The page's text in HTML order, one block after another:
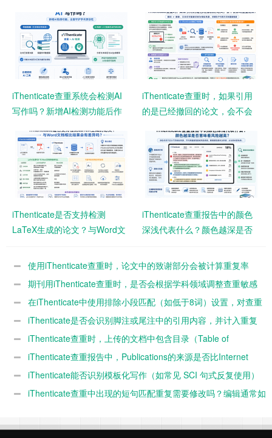
iThenticate查重系统会检测AI
写作吗？新增AI检测功能后作
iThenticate查重时，如果引用
的是已经撤回的论文，会不会
iThenticate是否支持检测
LaTeX生成的论文？与Word文
iThenticate查重报告中的颜色
深浅代表什么？颜色越深是否
使用iThenticate查重时，论文中的致谢部分会被计算重复率
吗？期刊用iThenticate查重时，是否会根据学科领域调整查重敏感
度？在iThenticate中使用排除小段匹配（如低于8词）设置，对查重
结果影响有多大？
iThenticate是否会识别脚注或尾注中的引用内容，并计入重复
率？iThenticate查重时，上传的文档中包含目录（Table of
Contents）是否会影响最终重复率？
iThenticate查重报告中，Publications的来源是否比Internet
Sources风险更高？
iThenticate能否识别模板化写作（如常见 SCI 句式反复使用）
并判定为高重复？
iThenticate查重中出现的短句匹配重复需要修改吗？编辑通常如